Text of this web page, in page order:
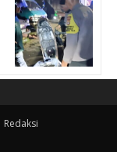
Redaksi